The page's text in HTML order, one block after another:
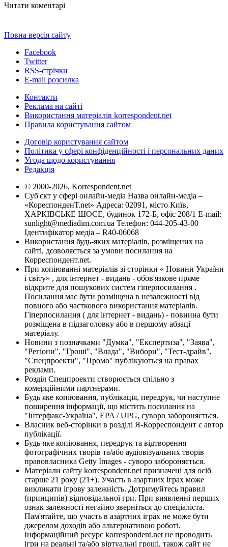
Читати коментарі
Повна версія сайту
Facebook
Twitter
RSS-стрічки
E-mail розсилка
Контакти
Реклама на сайті
Використання матеріалів korrespondent.net
Правила користування сайтом
Договір користування сайтом
Політика у сфері конфіденційності і персональних даних
Угода щодо користування
Редакція
© 2000-2026, Korrespondent.net
Суб'єкт у сфері онлайн-медіа Назва онлайн-медіа –
«КореспонденТ.net» Адреса: 02091, місто Київ,
ХАРКІВСЬКЕ ШОСЕ, будинок 172-Б, офіс 208/1 E-mail:
sunlight@mediadim.com.ua Телефон: 044-205-43-00
Ідентифікатор медіа – R40-06068
Використання будь-яких матеріалів, розміщених на
сайті, дозволяється за умови посилання на
Корреспондент.net.
При копіюванні матеріалів зі сторінки « Новини України
і світу» , для інтернет - видань - обов'язкове пряме
відкрите для пошукових систем гіперпосилання .
Посилання має бути розміщена в незалежності від
повного або часткового використання матеріалів.
Гіперпосилання ( для інтернет - видань) - повинна бути
розміщена в підзаголовку або в першому абзаці
матеріалу.
Новини з позначками "Думка", "Експертиза", "Заява",
"Регіони", "Гроші", "Влада", "Вибори", "Тест-драйв",
"Спецпроекти", "Промо" публікуються на правах
реклами.
Розділ Спецпроекти створюється спільно з
комерційними партнерами.
Будь яке копіювання, публікація, передрук, чи наступне
поширення інформації, що містить посилання на
"Інтерфакс-Україна", EPA / UPG, суворо забороняється.
Власник веб-сторінки в розділі Я-Корреспондент є автор
публікації.
Будь-яке копіювання, передрук та відтворення
фотографічних творів та/або аудіовізуальних творів
правовласника Getty Images - суворо забороняється.
Матеріали сайту korrespondent.net призначені для осіб
старше 21 року (21+). Участь в азартних іграх може
викликати ігрову залежність. Дотримуйтесь правил
(принципів) відповідальної гри. При виявленні перших
ознак залежності негайно зверніться до спеціаліста.
Пам'ятайте, що участь в азартних іграх не може бути
джерелом доходів або альтернативою роботі.
Інформаційний ресурс korrespondent.net не проводить
ігри на реальні та/або віртуальні гроші, також сайт не